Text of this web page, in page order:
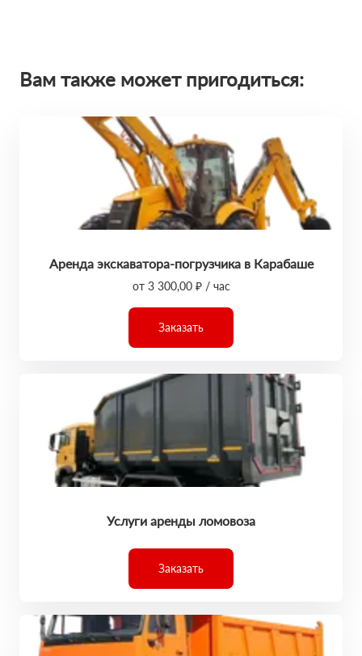
Вам также может пригодиться:
Аренда экскаватора-погрузчика в Карабаше
от 3 300,00 ₽ / час
Заказать
Услуги аренды ломовоза
Заказать